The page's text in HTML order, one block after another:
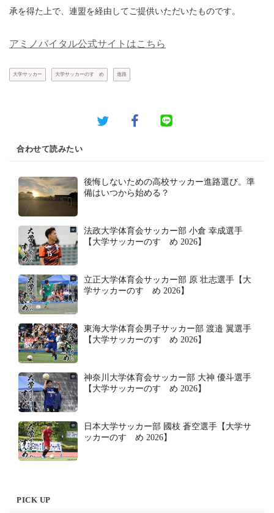
承を得た上で、連盟を経由してご提供いただいたものです。
アミノバイタル公式サイトはこちら
大学サッカー 大学サッカーのすゝめ 進路
合わせて読みたい
後悔しないための高校サッカー進路選び。準
備はいつから始める？
法政大学体育会サッカー部 小倉 幸成選手
【大学サッカーのすゝめ 2026】
立正大学体育会サッカー部 原 壮志選手【大
学サッカーのすゝめ 2026】
東海大学体育会男子サッカー部 渡邉 翼選手
【大学サッカーのすゝめ 2026】
神奈川大学体育会サッカー部 大神 優斗選手
【大学サッカーのすゝめ 2026】
日本大学サッカー部 國枝 蒼空選手【大学サ
ッカーのすゝめ 2026】
PICK UP